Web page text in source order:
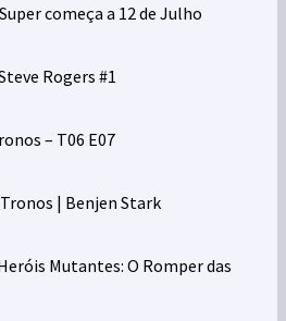
começa a 12 de Julho
Rogers #1
– T06 E07
| Benjen Stark
Mutantes: O Romper das